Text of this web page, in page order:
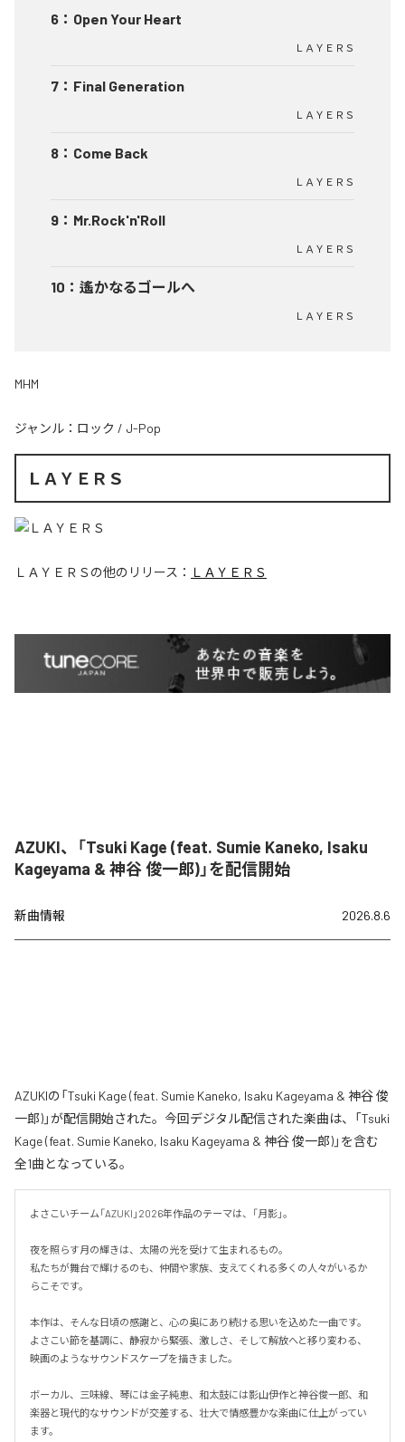
6 ： Open Your Heart
ＬＡＹＥＲＳ
7 ： Final Generation
ＬＡＹＥＲＳ
8 ： Come Back
ＬＡＹＥＲＳ
9 ： Mr.Rock'n'Roll
ＬＡＹＥＲＳ
10 ： 遙かなるゴールへ
ＬＡＹＥＲＳ
MHM
ジャンル： ロック / J-Pop
ＬＡＹＥＲＳ
ＬＡＹＥＲＳの他のリリース： ＬＡＹＥＲＳ
AZUKI、「Tsuki Kage (feat. Sumie Kaneko, Isaku
Kageyama & 神谷 俊一郎)」を配信開始
新曲情報 2026.8.6
AZUKIの「Tsuki Kage (feat. Sumie Kaneko, Isaku Kageyama & 神谷 俊
一郎)」が配信開始された。今回デジタル配信された楽曲は、「Tsuki
Kage (feat. Sumie Kaneko, Isaku Kageyama & 神谷 俊一郎)」を含む
全1曲となっている。
よさこいチーム「AZUKI」2026年作品のテーマは、「月影」。
夜を照らす月の輝きは、太陽の光を受けて生まれるもの。
私たちが舞台で輝けるのも、仲間や家族、支えてくれる多くの人々がいるか
らこそです。
本作は、そんな日頃の感謝と、心の奥にあり続ける思いを込めた一曲です。
よさこい節を基調に、静寂から緊張、激しさ、そして解放へと移り変わる、
映画のようなサウンドスケープを描きました。
ボーカル、三味線、琴には金子純恵、和太鼓には影山伊作と神谷俊一郎、和
楽器と現代的なサウンドが交差する、壮大で情感豊かな楽曲に仕上がってい
ます。